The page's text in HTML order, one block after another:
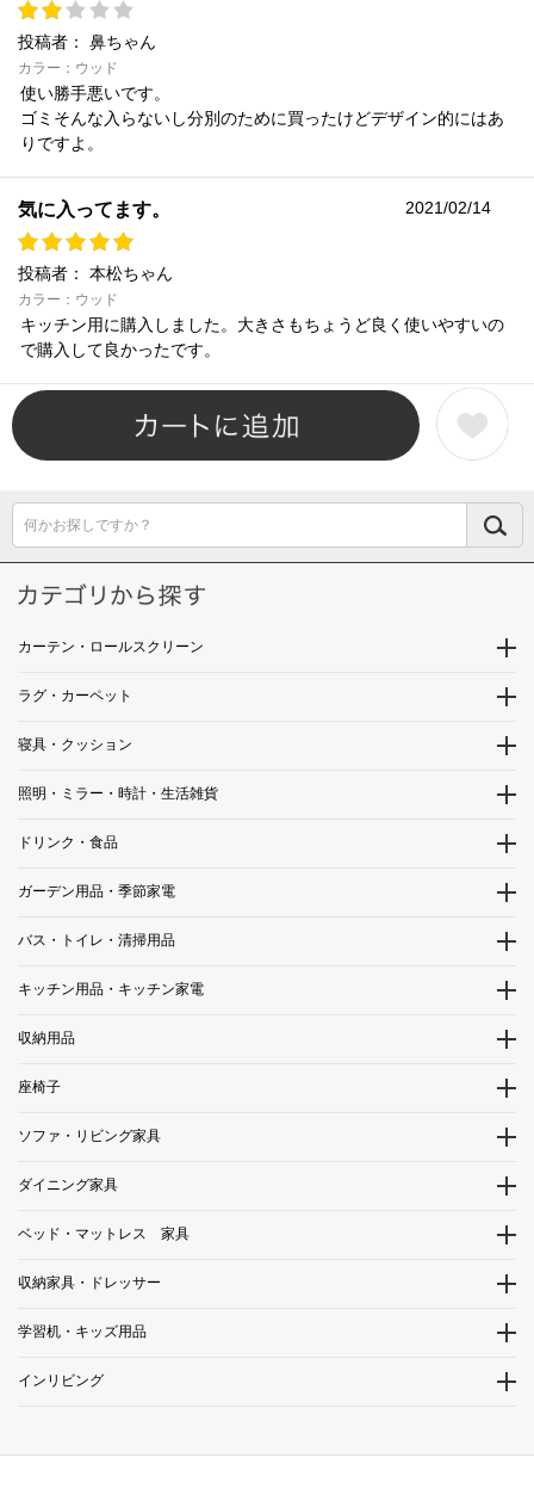
投稿者： 鼻ちゃん
カラー：ウッド
使い勝手悪いです。
ゴミそんな入らないし分別のために買ったけどデザイン的にはあ
りですよ。
気に入ってます。 2021/02/14
投稿者： 本松ちゃん
カラー：ウッド
キッチン用に購入しました。大きさもちょうど良く使いやすいの
で購入して良かったです。
何かお探しですか？
カーテン・ロールスクリーン
ラグ・カーペット
寝具・クッション
照明・ミラー・時計・生活雑貨
ドリンク・食品
ガーデン用品・季節家電
バス・トイレ・清掃用品
キッチン用品・キッチン家電
収納用品
座椅子
ソファ・リビング家具
ダイニング家具
ベッド・マットレス 家具
収納家具・ドレッサー
学習机・キッズ用品
インリビング